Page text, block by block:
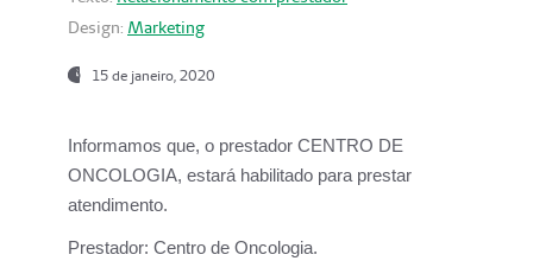
Design: Marketing
15 de janeiro, 2020
Informamos que, o prestador CENTRO DE
ONCOLOGIA, estará habilitado para prestar
atendimento.
Prestador: Centro de Oncologia.